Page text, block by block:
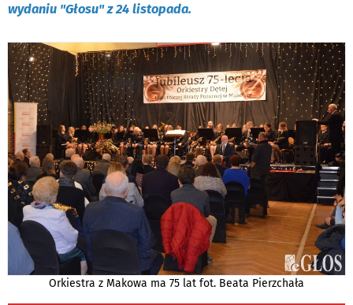
wydaniu "Głosu" z 24 listopada.
Orkiestra z Makowa ma 75 lat fot. Beata Pierzchała